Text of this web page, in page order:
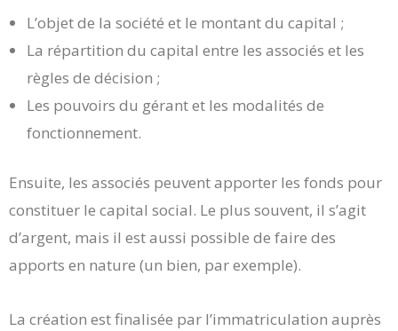
L’objet de la société et le montant du capital ;
La répartition du capital entre les associés et les
règles de décision ;
Les pouvoirs du gérant et les modalités de
fonctionnement.
Ensuite, les associés peuvent apporter les fonds pour
constituer le capital social. Le plus souvent, il s’agit
d’argent, mais il est aussi possible de faire des
apports en nature (un bien, par exemple).
La création est finalisée par l’immatriculation auprès